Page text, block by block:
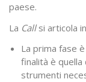
paese.
La Callsi articola
La prima fase
finalità è
strumenti